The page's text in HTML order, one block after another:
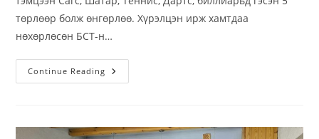
төрлөөр болж өнгөрлөө. Хүрэлцэн ирж хамтдаа
нөхөрлөсөн БСТ-н…
Continue Reading Спорт
Өдөрлөг